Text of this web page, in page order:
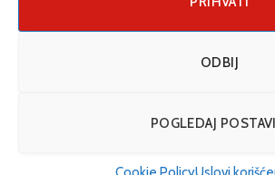
ODBIJ
POGLEDAJ
Cookie Policy (EU)